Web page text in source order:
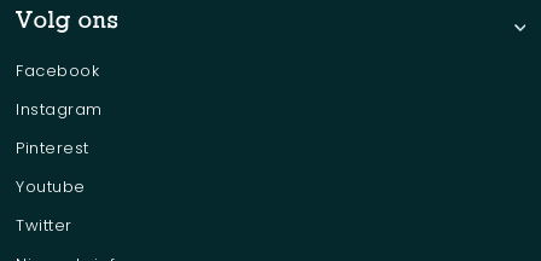
Volg ons
Facebook
Instagram
Pinterest
Youtube
Twitter